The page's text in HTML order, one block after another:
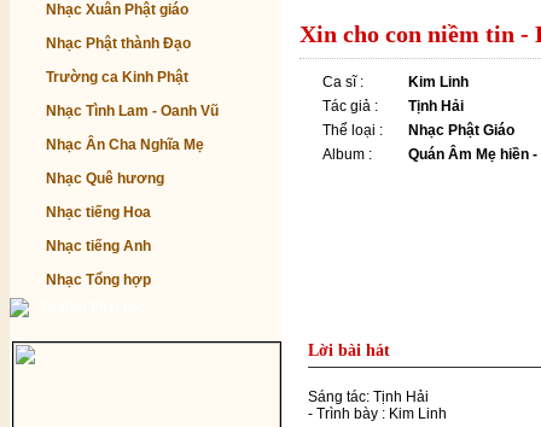
Nhạc Xuân Phật giáo
Nhạc Phật thành Đạo
Trường ca Kinh Phật
Nhạc Tình Lam - Oanh Vũ
Nhạc Ân Cha Nghĩa Mẹ
Nhạc Quê hương
Nhạc tiếng Hoa
Nhạc tiếng Anh
Nhạc Tổng hợp
Xin cho con niềm tin
Ca sĩ :
Kim Linh
Tác giả :
Tịnh Hải
Thể loại :
Nhạc Phật Giáo
Album :
Quán Âm Mẹ hiền
Lời bài hát
Sáng tác: Tịnh Hải
- Trình bày : Kim Linh